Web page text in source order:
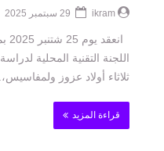
ikram
اللجنة التقنية المحلية
ثلاثاء أولاد عزوز
قراءة المزيد